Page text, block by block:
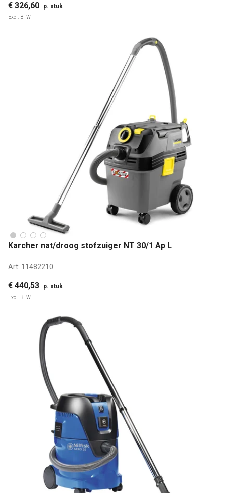
€ 326,60 p. stuk
Excl. BTW
Karcher nat/droog stofzuiger NT 30/1 Ap L
Art: 11482210
€ 440,53 p. stuk
Excl. BTW